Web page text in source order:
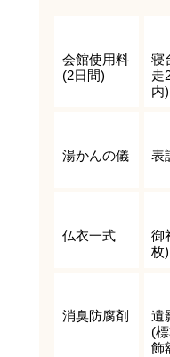
会館使用料
(2日間)
寝
走
内)
湯かんの儀 表
仏衣一式
御
枚)
消臭防腐剤
遺
(
飾